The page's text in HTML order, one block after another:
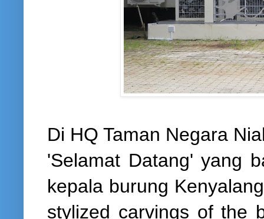
Di HQ Taman Negara
'Selamat Datang' yang
kepala burung
stylized carvings of the